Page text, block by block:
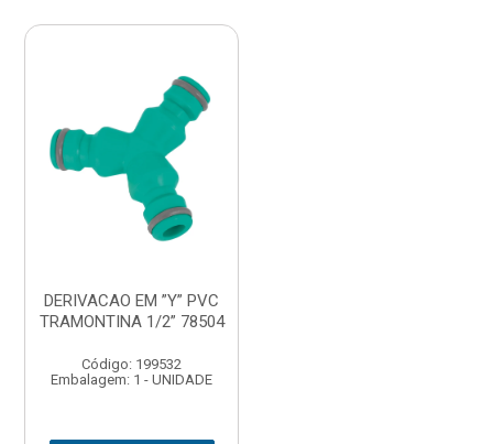
DERIVACAO EM ”Y” PVC
TRAMONTINA 1/2” 78504
Código: 199532
Embalagem: 1 - UNIDADE